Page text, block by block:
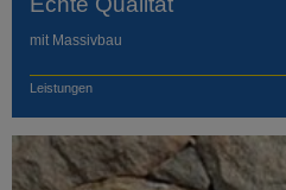
mit Massivbau
Leistungen